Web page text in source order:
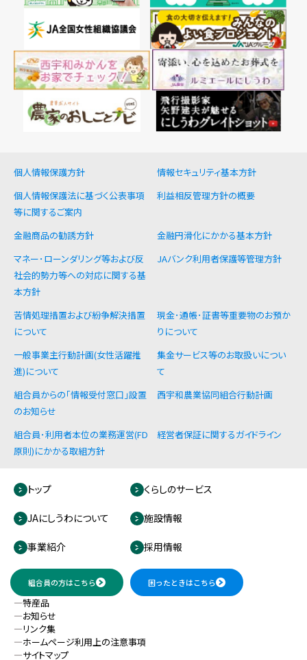
個人情報保護方針
情報セキュリティ基本方針
個人情報保護法に基づく公表事項
等に関するご案内
利益相反管理方針の概要
金融商品の勧誘方針
金融円滑化にかかる基本方針
マネー･ローンダリング等および反
社会的勢力等への対応に関する基
本方針
JAバンク利用者保護等管理方針
苦情処理措置および紛争解決措置
について
現金･通帳･証書等重要物のお預か
りについて
一般事業主行動計画(女性活躍推
進)について
集金サービス等のお取扱いについ
て
組合員からの「情報受付窓口」設置
のお知らせ
西宇和農業協同組合行動計画
組合員･利用者本位の業務運営(FD
原則)にかかる取組方針
経営者保証に関するガイドライン
トップ
JAにしうわについて
事業紹介
くらしのサービス
施設情報
採用情報
組合員の方はこちら 困ったときはこちら
特産品
お知らせ
リンク集
ホームページ利用上の注意事項
サイトマップ